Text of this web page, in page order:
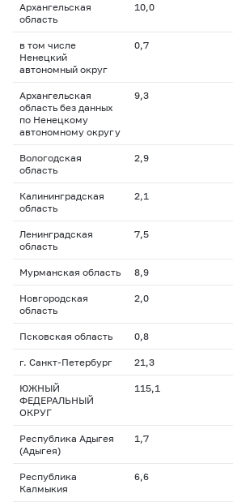
Архангельская
область
10,0
в том числе
Ненецкий
автономный округ
0,7
Архангельская
область без данных
по Ненецкому
автономному округу
9,3
Вологодская
область
2,9
Калининградская
область
2,1
Ленинградская
область
7,5
Мурманская область 8,9
Новгородская
область
2,0
Псковская область 0,8
г. Санкт-Петербург 21,3
ЮЖНЫЙ
ФЕДЕРАЛЬНЫЙ
ОКРУГ
115,1
Республика Адыгея
(Адыгея)
1,7
Республика
Калмыкия
6,6